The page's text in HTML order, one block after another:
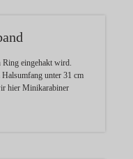
Ring eingehakt wird.
unter 31 cm
hier Minikarabiner